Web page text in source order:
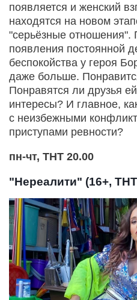
появляется и женский
находятся на новом
"серьёзные отношения".
появления постоянной
беспокойства у героя
даже больше.
Понравятся ли друзья
интересы? И главное,
с неизбежными
приступами ревности?
пн-чт, ТНТ 20.00
"Нереалити" (16+,